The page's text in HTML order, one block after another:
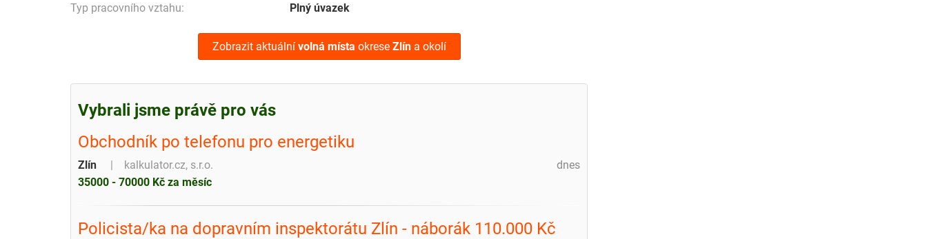
Typ pracovního vztahu:
Plný úvazek
Zobrazit aktuální volná místa okrese Zlína okolí
Vybrali jsme právě pro vás
Obchodník po telefonu pro energetiku
dnes
Zlín
kalkulator.cz, s.r.o.
35000 - 70000 Kč za měsíc
Policista/ka na dopravním inspektorátu Zlín - náborák 110.000 Kč